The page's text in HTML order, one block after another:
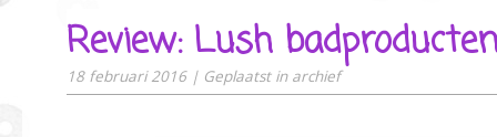
Review: Lush
18 februari 2016 | Geplaatst in archief